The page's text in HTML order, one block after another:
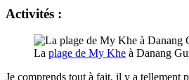
Activités :
La plage de My Khe à Danang
Je comprends tout à fait, il y a tellement